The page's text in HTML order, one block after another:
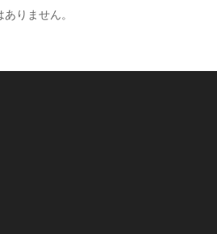
りません。